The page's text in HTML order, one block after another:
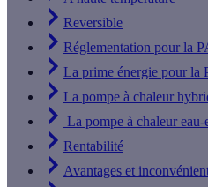
Reversible
Réglementation pour la
La prime énergie pour la
La pompe à chaleur
La pompe à chaleur eau-
Rentabilité
Avantages et